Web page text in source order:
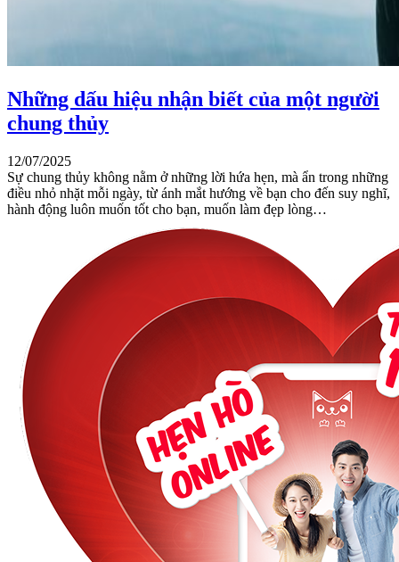
Những dấu hiệu nhận biết của một người
chung thủy
12/07/2025
Sự chung thủy không nằm ở những lời hứa hẹn, mà ẩn trong những
điều nhỏ nhặt mỗi ngày, từ ánh mắt hướng về bạn cho đến suy nghĩ,
hành động luôn muốn tốt cho bạn, muốn làm đẹp lòng…